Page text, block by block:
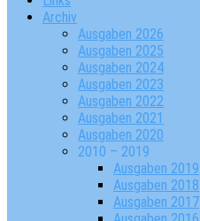
Archiv
Ausgaben 2026
Ausgaben 2025
Ausgaben 2024
Ausgaben 2023
Ausgaben 2022
Ausgaben 2021
Ausgaben 2020
2010 – 2019
Ausgaben 2019
Ausgaben 2018
Ausgaben 2017